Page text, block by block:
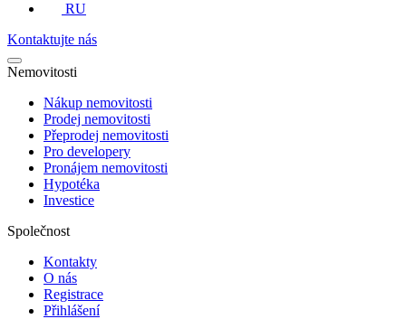
RU
Kontaktujte nás
Nemovitosti
Nákup nemovitosti
Prodej nemovitosti
Přeprodej nemovitosti
Pro developery
Pronájem nemovitosti
Hypotéka
Investice
Společnost
Kontakty
O nás
Registrace
Přihlášení